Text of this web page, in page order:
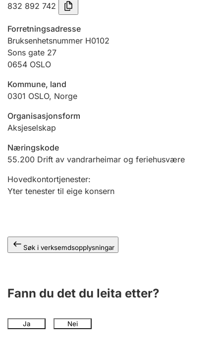
Jeger
Betaling og jegeravgiftskort
Ektepaktrettleiaren
832 892 742
Forretningsadresse
Bruksenhetsnummer H0102
Sons gate 27
0654 OSLO
Kommune, land
0301 OSLO, Norge
Organisasjonsform
Aksjeselskap
Næringskode
55.200 Drift av vandrarheimar og feriehusvære
Hovedkontortjenester:
Yter tenester til eige konsern
Søk i verksemdsopplysningar
Fann du det du leita etter?
Ja Nei